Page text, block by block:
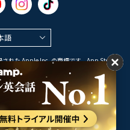
語
れた Apple Inc. の商標です。App Store は
マークです。
の商標です。
ライン英会話
Rights Reserved.